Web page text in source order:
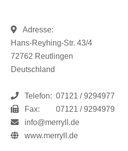
Adresse:
Hans-Reyhing-Str. 43/4
72762 Reutlingen
Deutschland
Telefon: 07121 / 9294977
Fax:
07121 / 9294979
info@merryll.de
www.merryll.de